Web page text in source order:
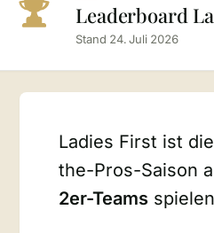
Leaderboard
Stand 24. Juli 2026
Ladies First ist
the-Pros-Saison
2er-Teams